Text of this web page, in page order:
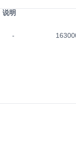
说明
-